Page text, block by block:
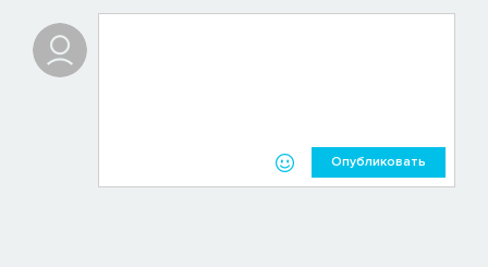
6. Panzergrenadier-Division (ФРГ)
Опубликовать